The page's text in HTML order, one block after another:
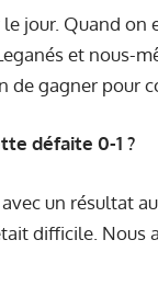
jour. Quand
et nous-
de gagner pour
défaite 0-1 ?
un résultat
difficile. Nous